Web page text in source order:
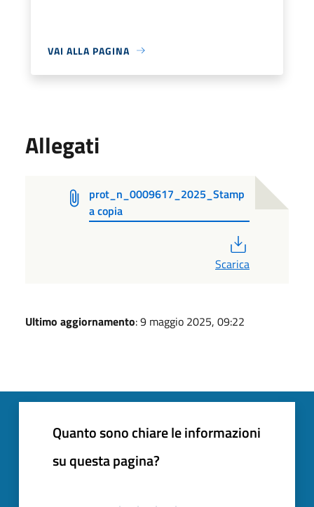
VAI ALLA PAGINA
Allegati
prot_n_0009617_2025_Stamp
a copia
Scarica
Ultimo aggiornamento: 9 maggio 2025, 09:22
Quanto sono chiare le informazioni
su questa pagina?